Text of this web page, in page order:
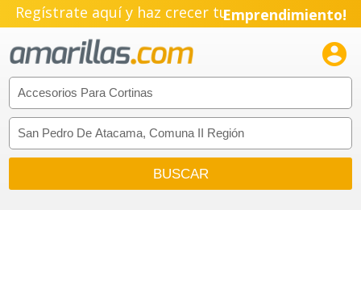
Regístrate aquí y haz crecer tuEmprendimiento!
